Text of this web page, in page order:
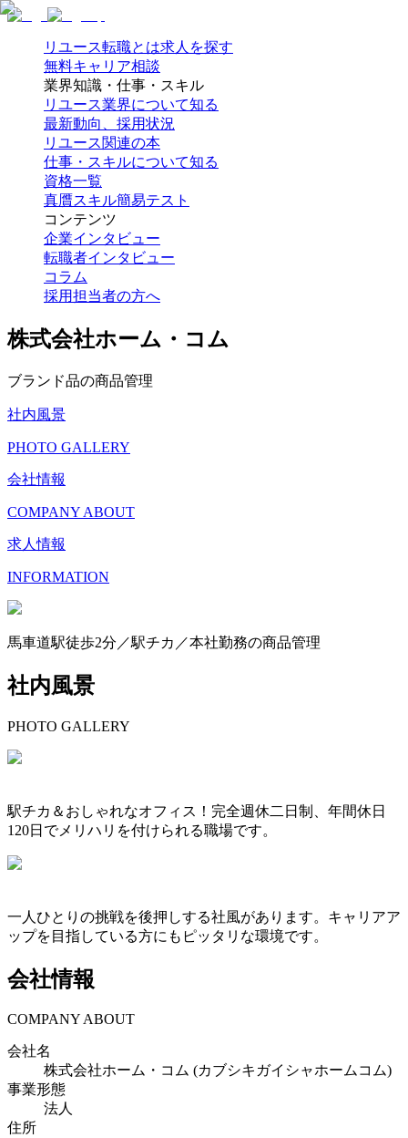
リユース転職とは求人を探す
無料キャリア相談
業界知識・仕事・スキル
リユース業界について知る
最新動向、採用状況
リユース関連の本
仕事・スキルについて知る
資格一覧
真贋スキル簡易テスト
コンテンツ
企業インタビュー
転職者インタビュー
コラム
採用担当者の方へ
株式会社ホーム・コム
ブランド品の商品管理
社内風景
PHOTO GALLERY
会社情報
COMPANY ABOUT
求人情報
INFORMATION
馬車道駅徒歩2分／駅チカ／本社勤務の商品管理
社内風景
PHOTO GALLERY
駅チカ＆おしゃれなオフィス！完全週休二日制、年間休日
120日でメリハリを付けられる職場です。
一人ひとりの挑戦を後押しする社風があります。キャリアア
ップを目指している方にもピッタリな環境です。
会社情報
COMPANY ABOUT
会社名
株式会社ホーム・コム (カブシキガイシャホームコム)
事業形態
法人
住所